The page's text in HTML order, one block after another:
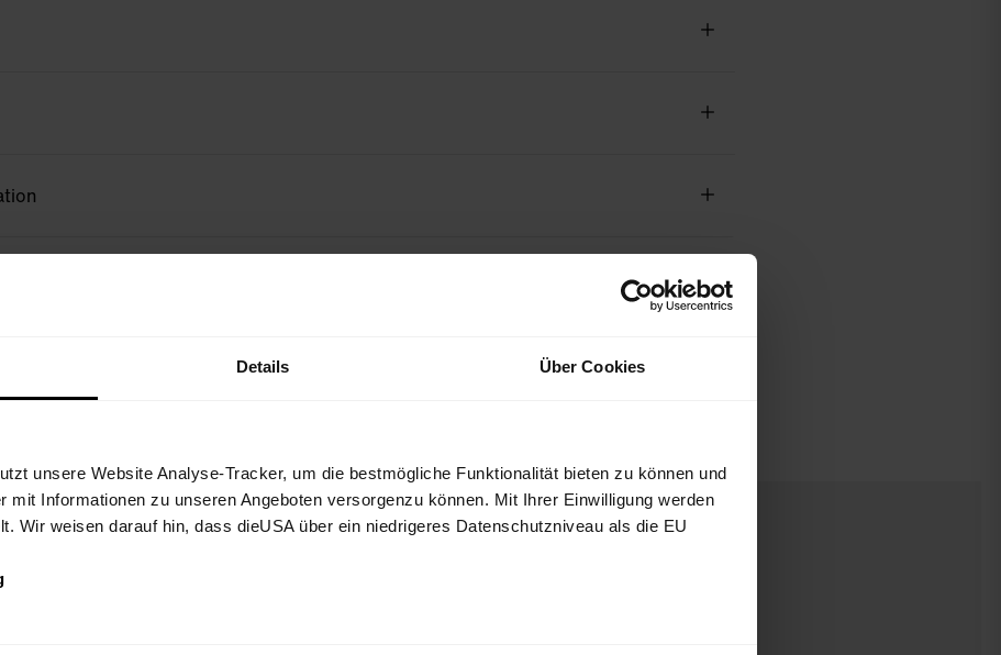
Details Über Cookies
unsere Website Analyse-Tracker, um die bestmögliche Funktionalität bieten zu können und
mit Informationen zu unseren Angeboten versorgenzu können. Mit Ihrer Einwilligung werden
Wir weisen darauf hin, dass dieUSA über ein niedrigeres Datenschutzniveau als die EU